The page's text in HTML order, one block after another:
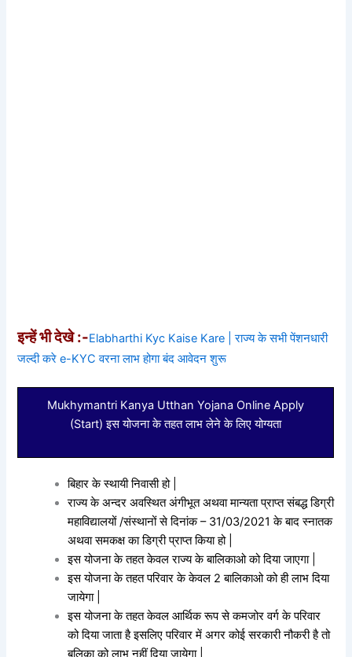
इन्हें भी देखे :-Elabharthi Kyc Kaise Kare | राज्य के सभी पेंशनधारी
जल्दी करे e-KYC वरना लाभ होगा बंद आवेदन शुरू
Mukhymantri Kanya Utthan Yojana Online Apply
(Start) इस योजना के तहत लाभ लेने के लिए योग्यता
बिहार के स्थायी निवासी हो |
राज्य के अन्दर अवस्थित अंगीभूत अथवा मान्यता प्राप्त संबद्ध डिग्री
महाविद्यालयों /संस्थानों से दिनांक – 31/03/2021 के बाद स्नातक
अथवा समकक्ष का डिग्री प्राप्त किया हो |
इस योजना के तहत केवल राज्य के बालिकाओ को दिया जाएगा |
इस योजना के तहत परिवार के केवल 2 बालिकाओ को ही लाभ दिया
जायेगा |
इस योजना के तहत केवल आर्थिक रूप से कमजोर वर्ग के परिवार
को दिया जाता है इसलिए परिवार में अगर कोई सरकारी नौकरी है तो